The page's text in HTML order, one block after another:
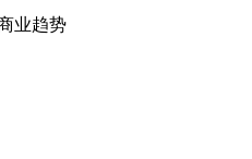
业趋势